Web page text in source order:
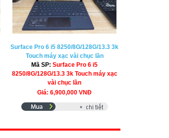
Surface Pro 6 i5 8250/8G/128G/13.3 3k
Touch máy xạc vài chục lần
Mã SP:Surface Pro 6 i5
8250/8G/128G/13.3 3k Touch máy xạc
vài chục lần
Giá: 6,900,000 VNĐ